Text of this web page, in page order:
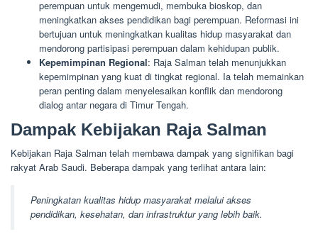
perempuan untuk mengemudi, membuka bioskop, dan
meningkatkan akses pendidikan bagi perempuan. Reformasi ini
bertujuan untuk meningkatkan kualitas hidup masyarakat dan
mendorong partisipasi perempuan dalam kehidupan publik.
Kepemimpinan Regional: Raja Salman telah menunjukkan
kepemimpinan yang kuat di tingkat regional. Ia telah memainkan
peran penting dalam menyelesaikan konflik dan mendorong
dialog antar negara di Timur Tengah.
Dampak Kebijakan Raja Salman
Kebijakan Raja Salman telah membawa dampak yang signifikan bagi
rakyat Arab Saudi. Beberapa dampak yang terlihat antara lain:
Peningkatan kualitas hidup masyarakat melalui akses
pendidikan, kesehatan, dan infrastruktur yang lebih baik.